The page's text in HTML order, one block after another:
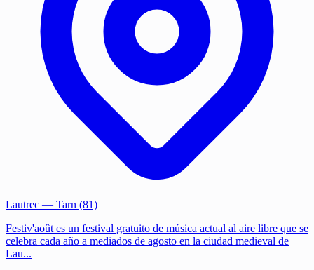
Lautrec — Tarn (81)
Festiv'août es un festival gratuito de música actual al aire libre que se
celebra cada año a mediados de agosto en la ciudad medieval de
Lau...